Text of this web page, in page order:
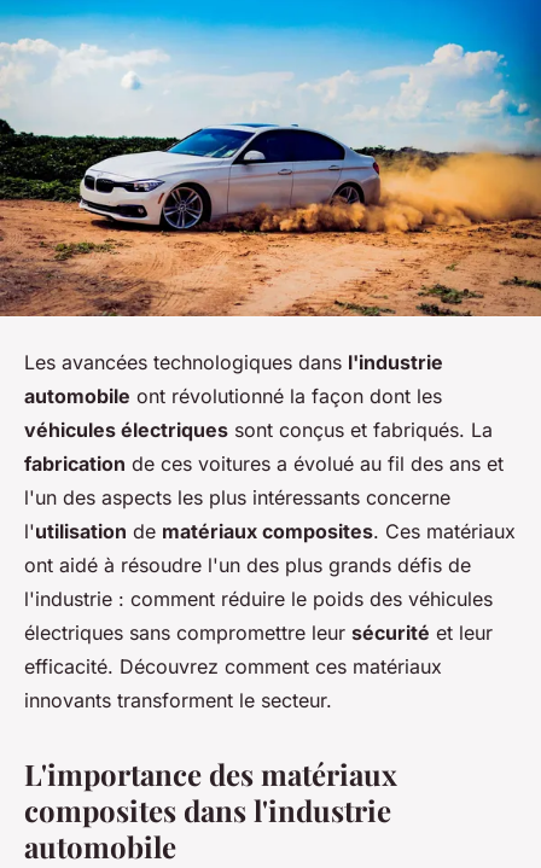
Les avancées technologiques dans l'industrie
automobile ont révolutionné la façon dont les
véhicules électriques sont conçus et fabriqués. La
fabrication de ces voitures a évolué au fil des ans et
l'un des aspects les plus intéressants concerne
l'utilisation de matériaux composites. Ces matériaux
ont aidé à résoudre l'un des plus grands défis de
l'industrie : comment réduire le poids des véhicules
électriques sans compromettre leur sécurité et leur
efficacité. Découvrez comment ces matériaux
innovants transforment le secteur.
L'importance des matériaux
composites dans l'industrie
automobile